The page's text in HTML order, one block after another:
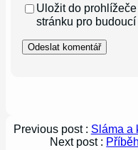
Uložit do
stránku pro budoucí
Previous post : Sláma a
Next post :